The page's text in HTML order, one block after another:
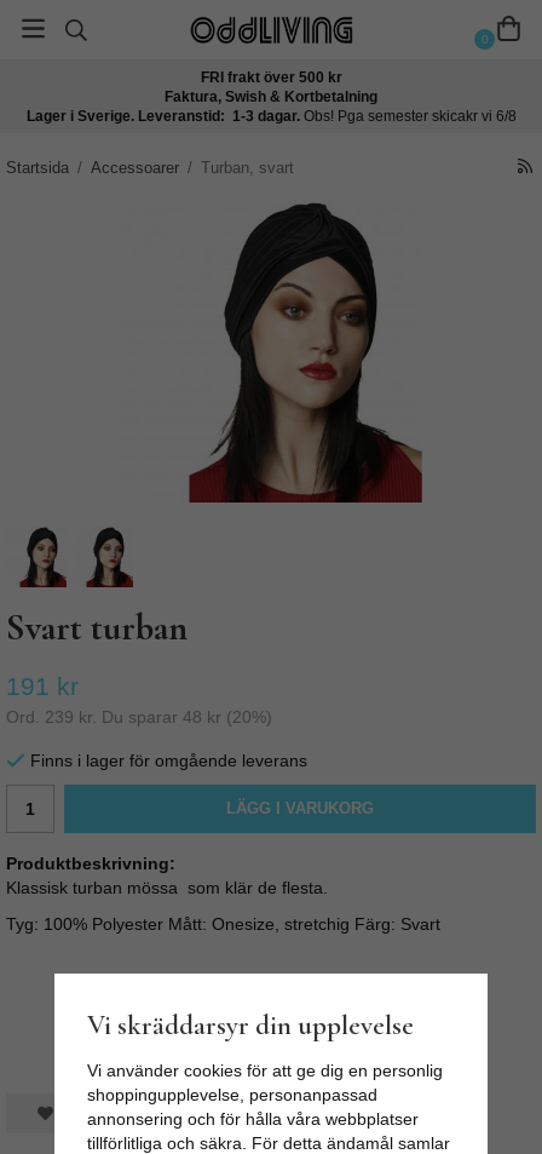
0
FRI frakt över 500 kr
Faktura, Swish & Kortbetalning
Lager i Sverige. Leveranstid: 1-3 dagar. Obs! Pga semester skicakr vi 6/8
Startsida / Accessoarer / Turban, svart
Svart turban
191 kr
Ord. 239 kr . Du sparar 48 kr (20%)
Finns i lager för omgående leverans
LÄGG I VARUKORG
Produktbeskrivning:
Klassisk turban mössa som klär de flesta.
Tyg: 100% Polyester Mått: Onesize, stretchig Färg: Svart
Spara som favorit
Vi skräddarsyr din upplevelse
Vi använder cookies för att ge dig en personlig
shoppingupplevelse, personanpassad
annonsering och för hålla våra webbplatser
tillförlitliga och säkra. För detta ändamål samlar